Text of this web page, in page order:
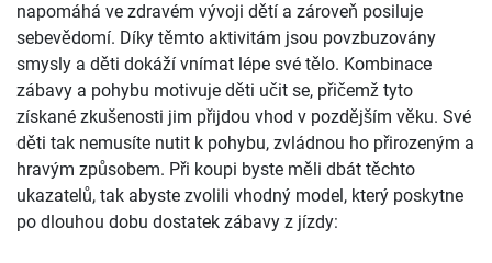
napomáhá ve zdravém vývoji dětí a zároveň posiluje
sebevědomí. Díky těmto aktivitám jsou povzbuzovány
smysly a děti dokáží vnímat lépe své tělo. Kombinace
zábavy a pohybu motivuje děti učit se, přičemž tyto
získané zkušenosti jim přijdou vhod v pozdějším věku. Své
děti tak nemusíte nutit k pohybu, zvládnou ho přirozeným a
hravým způsobem. Při koupi byste měli dbát těchto
ukazatelů, tak abyste zvolili vhodný model, který poskytne
po dlouhou dobu dostatek zábavy z jízdy: